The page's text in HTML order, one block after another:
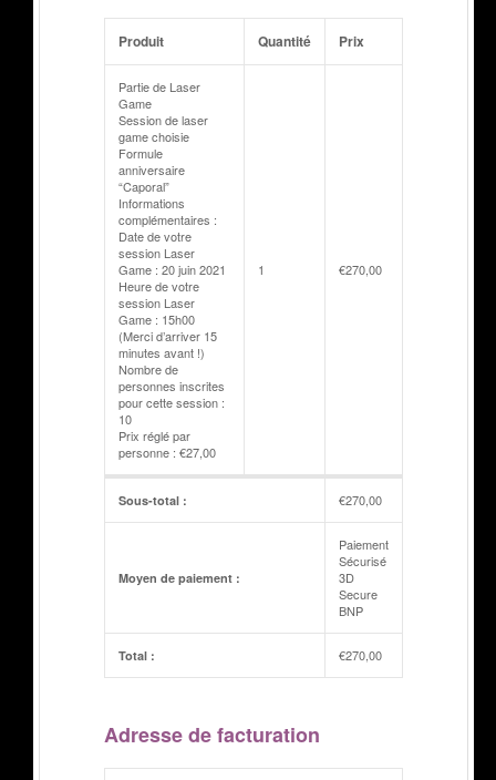
Produit Quantité Prix
Partie de Laser
Game
Session de laser
game choisie
Formule
anniversaire
“Caporal”
Informations
complémentaires :
Date de votre
session Laser
Game : 20 juin 2021
Heure de votre
session Laser
Game : 15h00
(Merci d’arriver 15
minutes avant !)
Nombre de
personnes inscrites
pour cette session :
10
Prix réglé par
personne : €27,00
1 €270,00
Sous-total : €270,00
Moyen de paiement :
Paiement
Sécurisé
3D
Secure
BNP
Total : €270,00
Adresse de facturation